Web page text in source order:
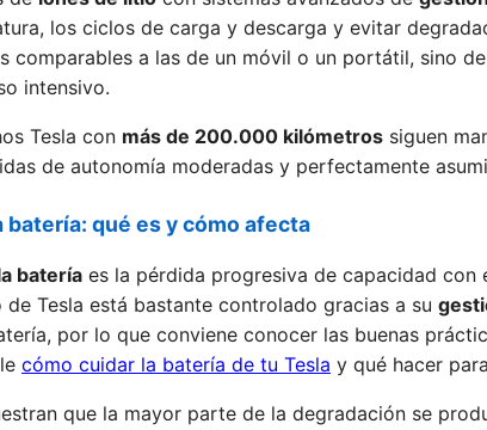
los ciclos de carga y descarga y evitar
comparables a las de un móvil o un portátil, sino
intensivo.
Tesla con más de 200.000 kilómetros siguen
de autonomía moderadas y perfectamente
batería: qué es y cómo afecta
batería es la pérdida progresiva de capacidad
Tesla está bastante controlado gracias a su
por lo que conviene conocer las buenas
cómo cuidar la batería de tu Tesla y qué hacer
que la mayor parte de la degradación se